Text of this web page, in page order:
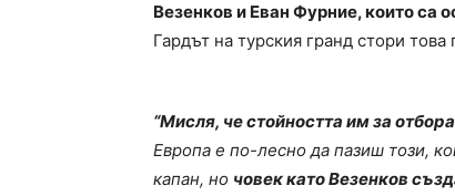
Везенков и Еван Фурние, които са
Гардът на турския гранд стори
“Мисля, че стойността им за
Европа е по-лесно да пазиш този,
капан, но човек като Везенков